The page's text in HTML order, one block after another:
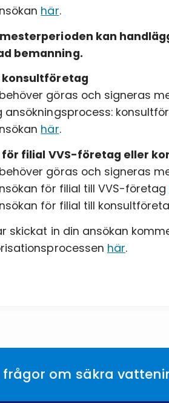
här.
kan
bemanning.
konsultföretag
göras och signeras
ansökningsprocess:
här.
för filial VVS-företag eller
göras och signeras
för filial till VVS-företag
för filial till
skickat in din ansökan
här.
frågor om säkra